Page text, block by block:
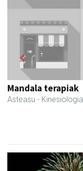
AMC Mecanocaucho
Asteasu - Industria
Previous